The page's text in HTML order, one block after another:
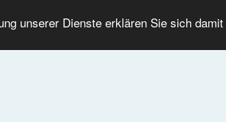
unserer Dienste erklären Sie sich